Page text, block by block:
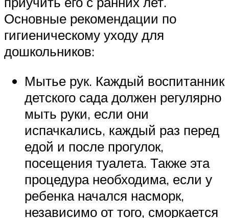
Основные рекомендации по
гигиеническому уходу для
дошкольников:
Мытье рук. Каждый воспитанник
детского сада должен регулярно
мыть руки, если они
испачкались, каждый раз перед
едой и после прогулок,
посещения туалета. Также эта
процедура необходима, если у
ребенка начался насморк,
независимо от того, сморкается